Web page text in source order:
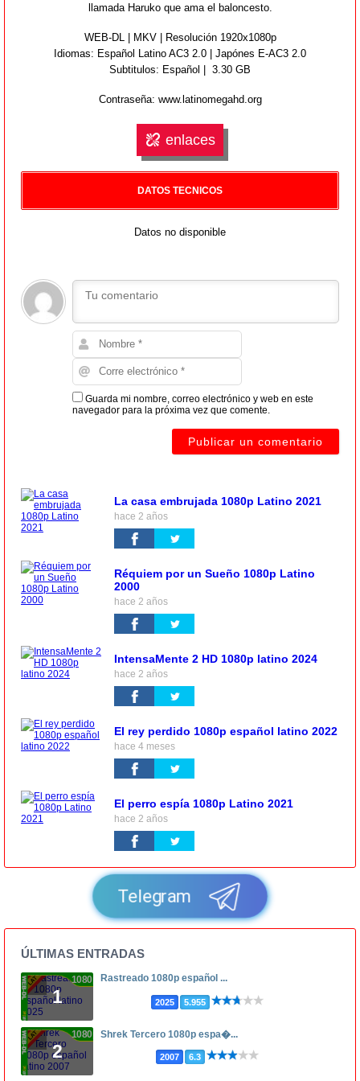
llamada Haruko que ama el baloncesto.
WEB-DL | MKV | Resolución 1920x1080p
Idiomas: Español Latino AC3 2.0 | Japónes E-AC3 2.0
Subtitulos: Español | 3.30 GB
Contraseña: www.latinomegahd.org
enlaces
DATOS TECNICOS
Datos no disponible
Guarda mi nombre, correo electrónico y web en este
navegador para la próxima vez que comente.
La casa embrujada 1080p Latino 2021
hace 2 años
Réquiem por un Sueño 1080p Latino
2000
hace 2 años
IntensaMente 2 HD 1080p latino 2024
hace 2 años
El rey perdido 1080p español latino 2022
hace 4 meses
El perro espía 1080p Latino 2021
hace 2 años
Telegram
ÚLTIMAS ENTRADAS
1
1080p Rastreado 1080p español ...
2025 5.955
2
1080p Shrek Tercero 1080p espa�...
2007 6.3